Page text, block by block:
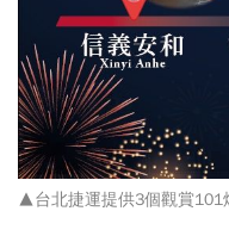
▲台北捷運提供3個觀賞101